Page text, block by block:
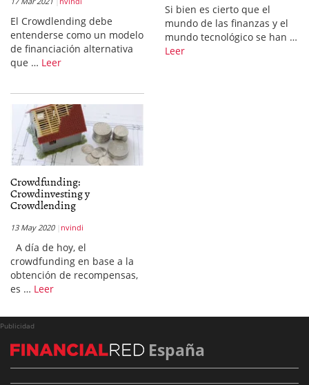
El Crowdlending debe
entenderse como un modelo
de financiación alternativa
que … Leer
Si bien es cierto que el
mundo de las finanzas y el
mundo tecnológico se han …
Leer
Crowdfunding:
Crowdinvesting y
Crowdlending
13 May 2020 nvindi
A día de hoy, el
crowdfunding en base a la
obtención de recompensas,
es … Leer
Publicidad
España